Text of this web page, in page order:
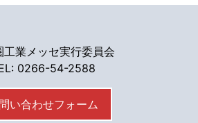
工業メッセ実行委員会
0266-54-2588
い合わせフォーム